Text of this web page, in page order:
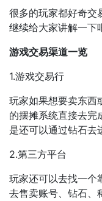
很多的玩家都好奇交
继续给大家讲解一下
游戏交易渠道一览
1.游戏交易行
玩家如果想要卖东西
的摆摊系统直接去完
是还可以通过钻石去
2.第三方平台
玩家还可以去找一个
去售卖账号、钻石、